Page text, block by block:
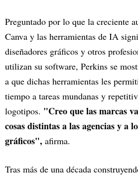
Preguntado por lo que la creciente
Canva y las herramientas de IA
diseñadores gráficos y otros
utilizan su software, Perkins se
a que dichas herramientas les
tiempo a tareas mundanas y
logotipos. "Creo que las marcas
cosas distintas a las agencias y a
gráficos", afirma.
Tras más de una década